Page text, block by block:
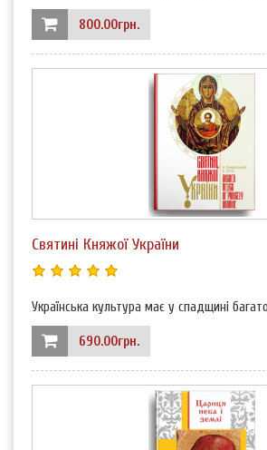
800.00грн.
Святині Княжої України
Українська культура має у спадщині
690.00грн.